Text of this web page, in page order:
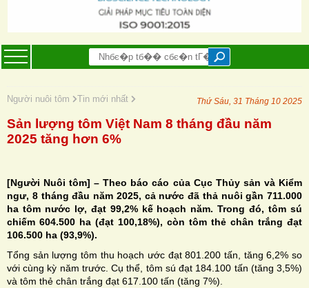
Người nuôi tôm Tin mới nhất Thứ Sáu, 31 Tháng 10 2025
Sản lượng tôm Việt Nam 8 tháng đầu năm
2025 tăng hơn 6%
[Người Nuôi tôm] – Theo báo cáo của Cục Thủy sản và Kiểm
ngư, 8 tháng đầu năm 2025, cả nước đã thả nuôi gần 711.000
ha tôm nước lợ, đạt 99,2% kế hoạch năm. Trong đó, tôm sú
chiếm 604.500 ha (đạt 100,18%), còn tôm thẻ chân trắng đạt
106.500 ha (93,9%).
Tổng sản lượng tôm thu hoạch ước đạt 801.200 tấn, tăng 6,2% so
với cùng kỳ năm trước. Cụ thể, tôm sú đạt 184.100 tấn (tăng 3,5%)
và tôm thẻ chân trắng đạt 617.100 tấn (tăng 7%).